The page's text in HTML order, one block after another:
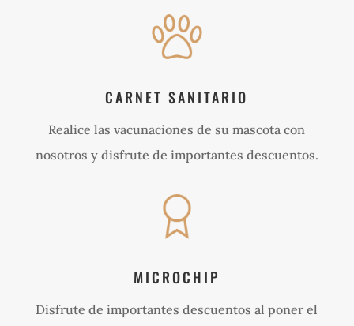
CARNET SANITARIO
Realice las vacunaciones de su mascota con
nosotros y disfrute de importantes descuentos.
MICROCHIP
Disfrute de importantes descuentos al poner el